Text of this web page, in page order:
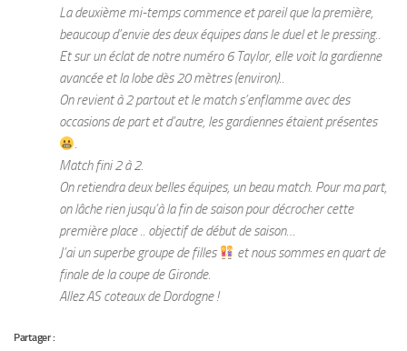
La deuxième mi-temps commence et pareil que la première,
beaucoup d’envie des deux équipes dans le duel et le pressing..
Et sur un éclat de notre numéro 6 Taylor, elle voit la gardienne
avancée et la lobe dès 20 mètres (environ)..
On revient à 2 partout et le match s’enflamme avec des
occasions de part et d’autre, les gardiennes étaient présentes
.
Match fini 2 à 2.
On retiendra deux belles équipes, un beau match. Pour ma part,
on lâche rien jusqu’à la fin de saison pour décrocher cette
première place .. objectif de début de saison…
J’ai un superbe groupe de filles
et nous sommes en quart de
finale de la coupe de Gironde.
Allez AS coteaux de Dordogne !
Partager :